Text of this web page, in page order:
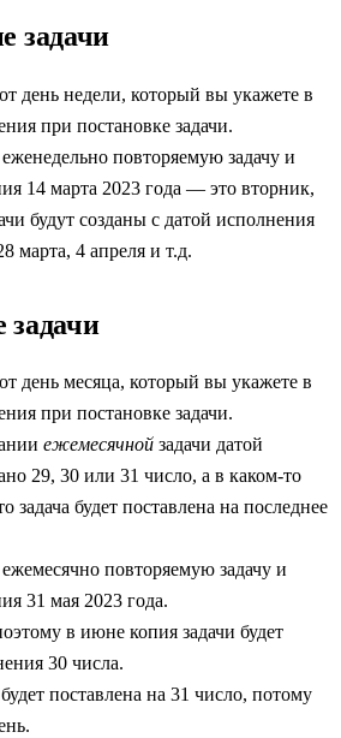
задачи
день недели, который вы укажете в
при постановке задачи.
повторяемую задачу и
14 марта 2023 года — это вторник,
будут созданы с датой исполнения
марта, 4 апреля и т.д.
день месяца, который вы укажете в
при постановке задачи.
ежемесячной задачи датой
29, 30 или 31 число, а в каком-то
задача будет поставлена на последнее
повторяемую задачу и
31 мая 2023 года.
в июне копия задачи будет
30 числа.
поставлена на 31 число, потому